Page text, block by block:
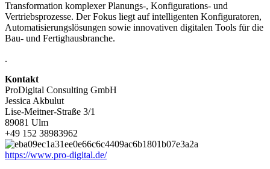
Transformation komplexer Planungs-, Konfigurations- und
Vertriebsprozesse. Der Fokus liegt auf intelligenten Konfiguratoren,
Automatisierungslösungen sowie innovativen digitalen Tools für die
Bau- und Fertighausbranche.
.
Kontakt
ProDigital Consulting GmbH
Jessica Akbulut
Lise-Meitner-Straße 3/1
89081 Ulm
+49 152 38983962
https://www.pro-digital.de/